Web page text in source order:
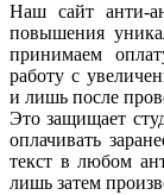
Наш сайт анти-
повышения
принимаем
работу с
и лишь после
Это защищает
оплачивать
текст в любом
лишь затем